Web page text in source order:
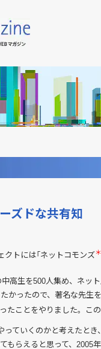
ズドな共有知
トには「ネットコモンズ
高生を500人集め、ネット
かったので、著名な先生
たことをやりました。こ
ていくのかと考えたと
もらえると思って、2005